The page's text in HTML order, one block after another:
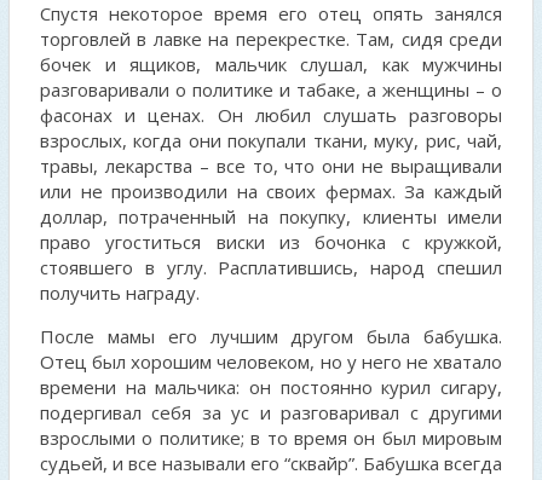
Спустя некоторое время его отец опять занялся
торговлей в лавке на перекрестке. Там, сидя среди
бочек и ящиков, мальчик слушал, как мужчины
разговаривали о политике и табаке, а женщины – о
фасонах и ценах. Он любил слушать разговоры
взрослых, когда они покупали ткани, муку, рис, чай,
травы, лекарства – все то, что они не выращивали
или не производили на своих фермах. За каждый
доллар, потраченный на покупку, клиенты имели
право угоститься виски из бочонка с кружкой,
стоявшего в углу. Расплатившись, народ спешил
получить награду.
После мамы его лучшим другом была бабушка.
Отец был хорошим человеком, но у него не хватало
времени на мальчика: он постоянно курил сигару,
подергивал себя за ус и разговаривал с другими
взрослыми о политике; в то время он был мировым
судьей, и все называли его “сквайр”. Бабушка всегда